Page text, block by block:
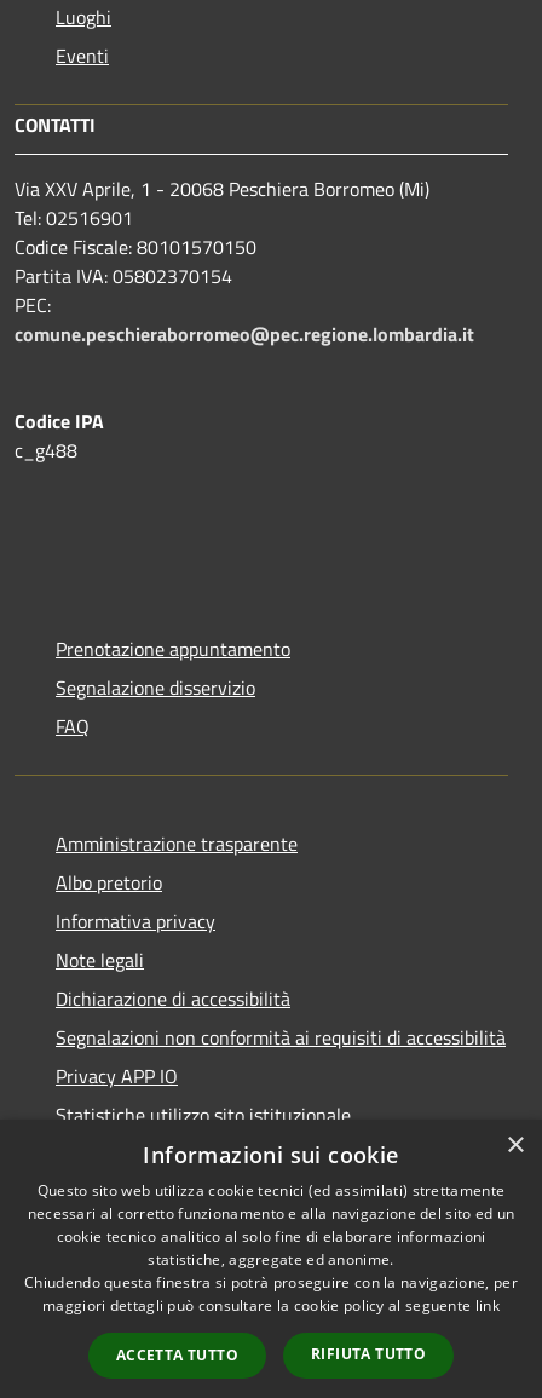
Luoghi
Eventi
CONTATTI
Via XXV Aprile, 1 - 20068 Peschiera Borromeo (Mi)
Tel: 02516901
Codice Fiscale: 80101570150
Partita IVA: 05802370154
PEC:
comune.peschieraborromeo@pec.regione.lombardia.it
Codice IPA
c_g488
Prenotazione appuntamento
Segnalazione disservizio
FAQ
Amministrazione trasparente
Albo pretorio
Informativa privacy
Note legali
Dichiarazione di accessibilità
Segnalazioni non conformità ai requisiti di accessibilità
Privacy APP IO
Statistiche utilizzo sito istituzionale
Qualità dei Servizi Comunali
RSS
Accessibilità
Copyright © 2023 •
Città di Peschiera
Borromeo •
Powered byMunicipium
×
Informazioni sui cookie
Questo sito web utilizza cookie tecnici (ed assimilati) strettamente
necessari al corretto funzionamento e alla navigazione del sito ed un
cookie tecnico analitico al solo fine di elaborare informazioni
statistiche, aggregate ed anonime.
Chiudendo questa finestra si potrà proseguire con la navigazione, per
maggiori dettagli può consultare la cookie policy al seguente link
ACCETTA TUTTO RIFIUTA TUTTO